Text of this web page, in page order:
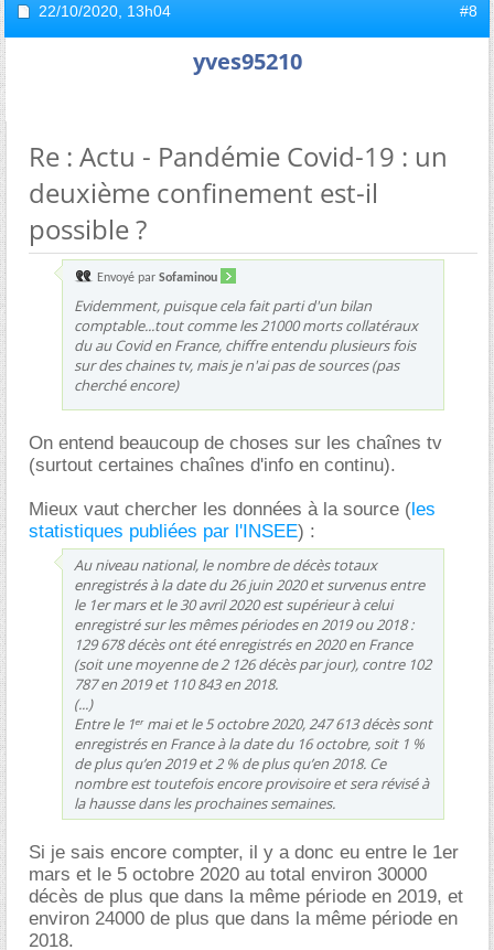
22/10/2020, 13h04 #8
yves95210
Re : Actu - Pandémie Covid-19 : un
deuxième confinement est-il
possible ?
Envoyé par Sofaminou
Evidemment, puisque cela fait parti d'un bilan
comptable...tout comme les 21000 morts collatéraux
du au Covid en France, chiffre entendu plusieurs fois
sur des chaines tv, mais je n'ai pas de sources (pas
cherché encore)
On entend beaucoup de choses sur les chaînes tv
(surtout certaines chaînes d'info en continu).
Mieux vaut chercher les données à la source (les
statistiques publiées par l'INSEE) :
Au niveau national, le nombre de décès totaux
enregistrés à la date du 26 juin 2020 et survenus entre
le 1er mars et le 30 avril 2020 est supérieur à celui
enregistré sur les mêmes périodes en 2019 ou 2018 :
129 678 décès ont été enregistrés en 2020 en France
(soit une moyenne de 2 126 décès par jour), contre 102
787 en 2019 et 110 843 en 2018.
(...)
Entre le 1ᵉʳ mai et le 5 octobre 2020, 247 613 décès sont
enregistrés en France à la date du 16 octobre, soit 1 %
de plus qu’en 2019 et 2 % de plus qu’en 2018. Ce
nombre est toutefois encore provisoire et sera révisé à
la hausse dans les prochaines semaines.
Si je sais encore compter, il y a donc eu entre le 1er
mars et le 5 octobre 2020 au total environ 30000
décès de plus que dans la même période en 2019, et
environ 24000 de plus que dans la même période en
2018.